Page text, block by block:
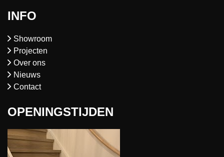
INFO
Showroom
Projecten
Over ons
Nieuws
Contact
OPENINGSTIJDEN